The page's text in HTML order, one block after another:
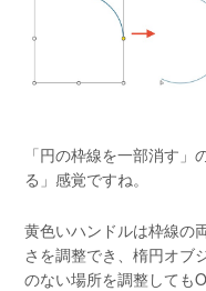
「円の枠線を一部消す
る」感覚ですね。
黄色いハンドルは枠線の
さを調整でき、楕円オブ
のない場所を調整しても